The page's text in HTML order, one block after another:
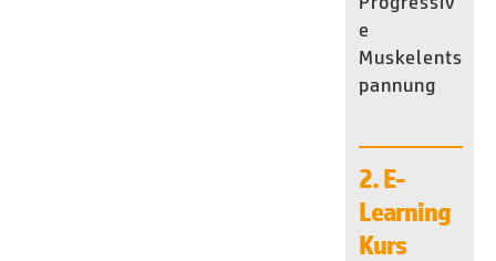
e
Muskelents
pannung
2. E-
Learning
Kurs